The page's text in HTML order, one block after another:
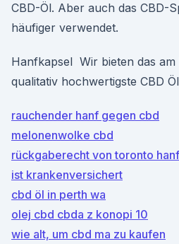
CBD-Öl. Aber auch das CBD-
häufiger verwendet.
Hanfkapsel Wir bieten das am
qualitativ hochwertigste CBD
rauchender hanf gegen cbd
melonenwolke cbd
rückgaberecht von toronto
ist krankenversichert
cbd öl in perth wa
olej cbd cbda z konopi 10
wie alt, um cbd ma zu kaufen